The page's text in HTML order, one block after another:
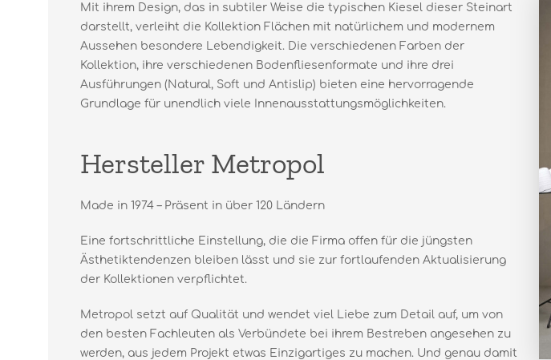
Mit ihrem Design, das in subtiler Weise die typischen Kiesel dieser Steinart
darstellt, verleiht die Kollektion Flächen mit natürlichem und modernem
Aussehen besondere Lebendigkeit. Die verschiedenen Farben der
Kollektion, ihre verschiedenen Bodenfliesenformate und ihre drei
Ausführungen (Natural, Soft und Antislip) bieten eine hervorragende
Grundlage für unendlich viele Innenausstattungsmöglichkeiten.
Hersteller Metropol
Made in 1974 – Präsent in über 120 Ländern
Eine fortschrittliche Einstellung, die die Firma offen für die jüngsten
Ästhetiktendenzen bleiben lässt und sie zur fortlaufenden Aktualisierung
der Kollektionen verpflichtet.
Metropol setzt auf Qualität und wendet viel Liebe zum Detail auf, um von
den besten Fachleuten als Verbündete bei ihrem Bestreben angesehen zu
werden, aus jedem Projekt etwas Einzigartiges zu machen. Und genau damit